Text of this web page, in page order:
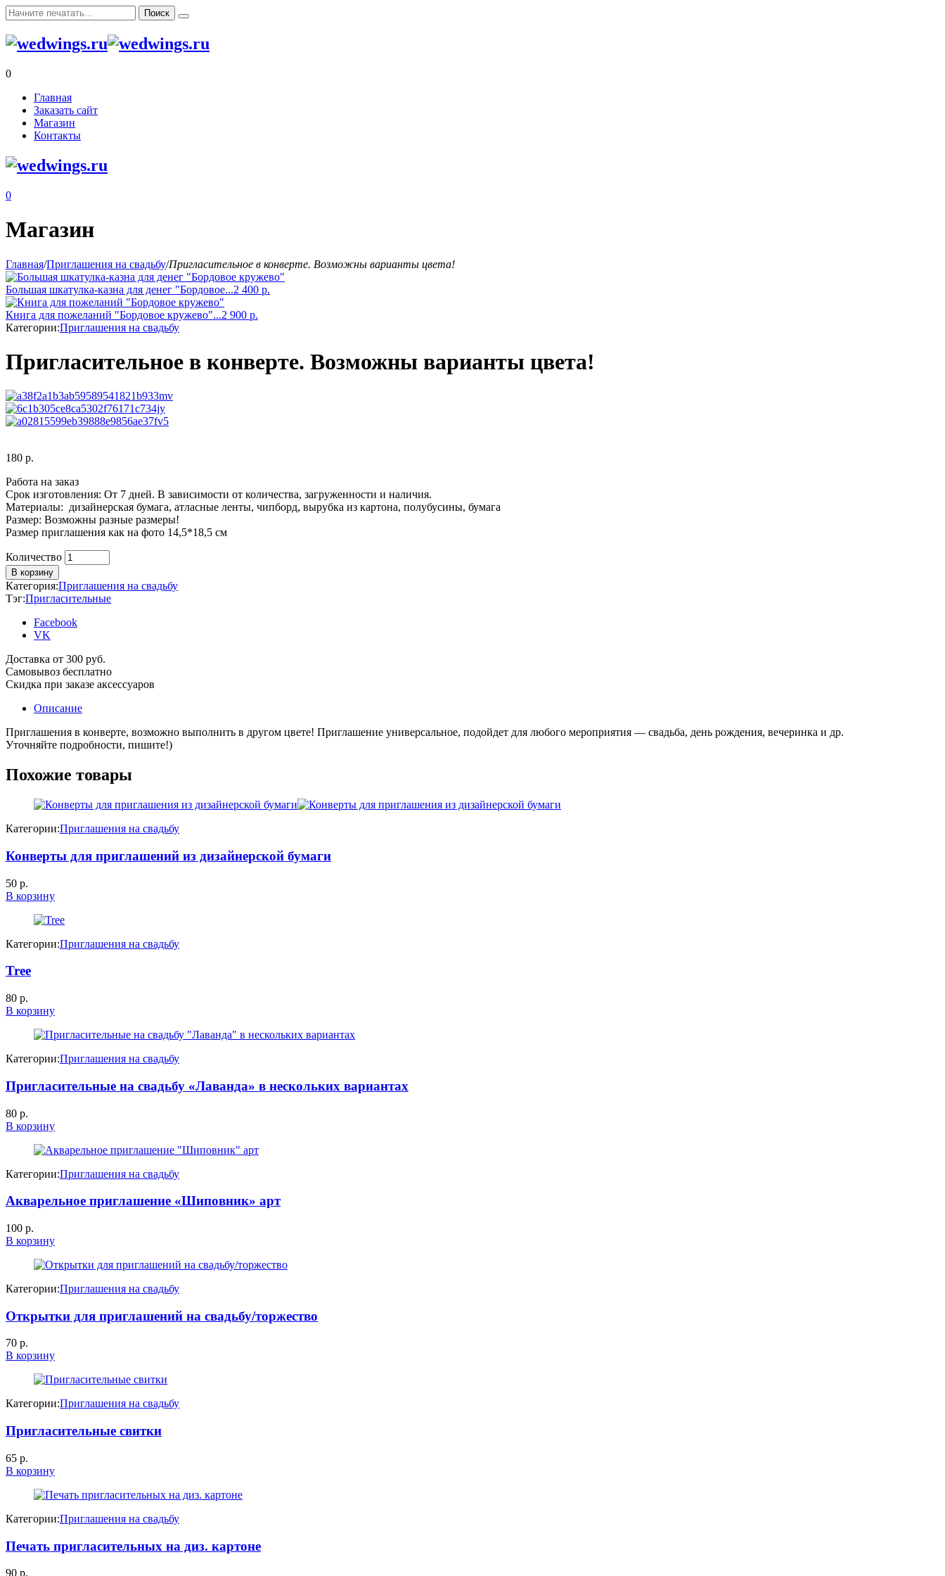
0
Главная
Заказать сайт
Магазин
Контакты
0
Магазин
Главная/Приглашения на свадьбу/Пригласительное в конверте. Возможны варианты цвета!
Большая шкатулка-казна для денег "Бордовое...2 400 р.
Книга для пожеланий "Бордовое кружево"...2 900 р.
Категории:Приглашения на свадьбу
Пригласительное в конверте. Возможны варианты цвета!
180 р.
Работа на заказ
Срок изготовления: От 7 дней. В зависимости от количества, загруженности и наличия.
Материалы: дизайнерская бумага, атласные ленты, чипборд, вырубка из картона, полубусины, бумага
Размер: Возможны разные размеры!
Размер приглашения как на фото 14,5*18,5 см
Количество
Количество
В корзину
Категория:Приглашения на свадьбу
Тэг:Пригласительные
Facebook
VK
Доставка от 300 руб.
Самовывоз бесплатно
Скидка при заказе аксессуаров
Описание
Приглашения в конверте, возможно выполнить в другом цвете! Приглашение универсальное, подойдет для любого мероприятия — свадьба, день рождения, вечеринка и др.
Уточняйте подробности, пишите!)
Похожие товары
Категории:Приглашения на свадьбу
Конверты для приглашений из дизайнерской бумаги
50 р.
В корзину
Категории:Приглашения на свадьбу
Tree
80 р.
В корзину
Категории:Приглашения на свадьбу
Пригласительные на свадьбу «Лаванда» в нескольких вариантах
80 р.
В корзину
Категории:Приглашения на свадьбу
Акварельное приглашение «Шиповник» арт
100 р.
В корзину
Категории:Приглашения на свадьбу
Открытки для приглашений на свадьбу/торжество
70 р.
В корзину
Категории:Приглашения на свадьбу
Пригласительные свитки
65 р.
В корзину
Категории:Приглашения на свадьбу
Печать пригласительных на диз. картоне
90 р.